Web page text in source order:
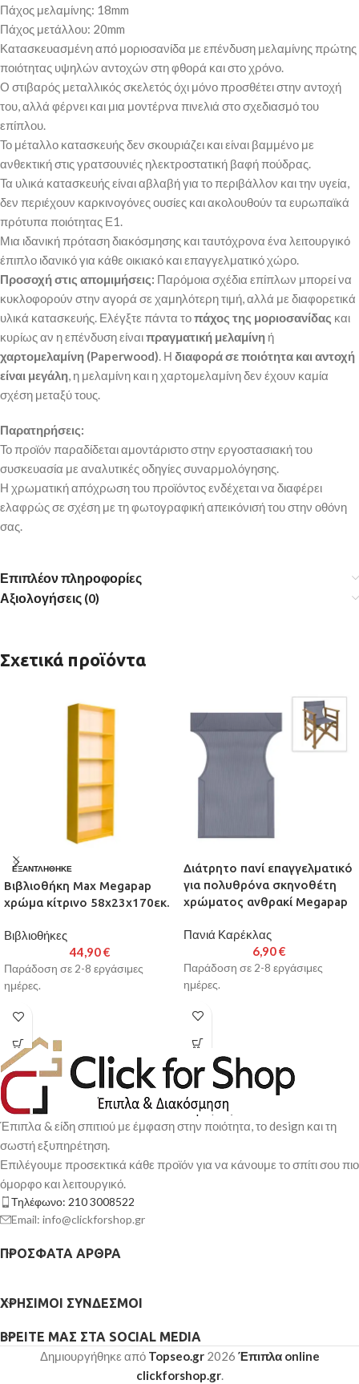
Πάχος μελαμίνης: 18mm
Πάχος μετάλλου: 20mm
Κατασκευασμένη από μοριοσανίδα με επένδυση μελαμίνης πρώτης
ποιότητας υψηλών αντοχών στη φθορά και στο χρόνο.
Ο στιβαρός μεταλλικός σκελετός όχι μόνο προσθέτει στην αντοχή
του, αλλά φέρνει και μια μοντέρνα πινελιά στο σχεδιασμό του
επίπλου.
Το μέταλλο κατασκευής δεν σκουριάζει και είναι βαμμένο με
ανθεκτική στις γρατσουνιές ηλεκτροστατική βαφή πούδρας.
Τα υλικά κατασκευής είναι αβλαβή για το περιβάλλον και την υγεία,
δεν περιέχουν καρκινογόνες ουσίες και ακολουθούν τα ευρωπαϊκά
πρότυπα ποιότητας Ε1.
Μια ιδανική πρόταση διακόσμησης και ταυτόχρονα ένα λειτουργικό
έπιπλο ιδανικό για κάθε οικιακό και επαγγελματικό χώρο.
Προσοχή στις απομιμήσεις: Παρόμοια σχέδια επίπλων μπορεί να
κυκλοφορούν στην αγορά σε χαμηλότερη τιμή, αλλά με διαφορετικά
υλικά κατασκευής. Ελέγξτε πάντα τοπάχος της μοριοσανίδας και
κυρίως αν η επένδυση είναιπραγματική μελαμίνη ή
χαρτομελαμίνη (Paperwood). Η διαφορά σε ποιότητα και αντοχή
είναι μεγάλη, η μελαμίνη και η χαρτομελαμίνη δεν έχουν καμία
σχέση μεταξύ τους.
Παρατηρήσεις:
Το προϊόν παραδίδεται αμοντάριστο στην εργοστασιακή του
συσκευασία με αναλυτικές οδηγίες συναρμολόγησης.
Η χρωματική απόχρωση του προϊόντος ενδέχεται να διαφέρει
ελαφρώς σε σχέση με τη φωτογραφική απεικόνισή του στην οθόνη
σας.
Επιπλέον πληροφορίες
Αξιολογήσεις (0)
Σχετικά προϊόντα
ΕΞΑΝΤΛΉΘΗΚΕ
Βιβλιοθήκη Max Megapap
χρώμα κίτρινο 58x23x170εκ.
Βιβλιοθήκες
44,90€
Παράδοση σε 2-8 εργάσιμες
ημέρες.
Διάτρητο πανί επαγγελματικό
για πολυθρόνα σκηνοθέτη
χρώματος ανθρακί Megapap
Πανιά Καρέκλας
6,90€
Παράδοση σε 2-8 εργάσιμες
ημέρες.
Έπιπλα & είδη σπιτιού με έμφαση στην ποιότητα, το design και τη
σωστή εξυπηρέτηση.
Επιλέγουμε προσεκτικά κάθε προϊόν για να κάνουμε το σπίτι σου πιο
όμορφο και λειτουργικό.
Τηλέφωνο: 210 3008522
Email: info@clickforshop.gr
ΠΡΌΣΦΑΤΑ ΆΡΘΡΑ
ΧΡΉΣΙΜΟΙ ΣΎΝΔΕΣΜΟΙ
ΒΡΕΊΤΕ ΜΑΣ ΣΤΑ SOCIAL MEDIA
Δημιουργήθηκε από Topseo.gr2026 Έπιπλα online
clickforshop.gr.